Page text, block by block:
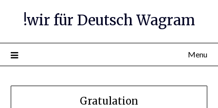
!wir für Deutsch Wagram
Menu
Gratulation